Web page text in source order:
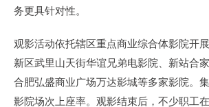
务更具针对性。
观影活动依托辖区重点商业综合体影院开
新区武里山天街华谊兄弟电影院、新站合
合肥弘盛商业广场万达影城等多家影院。
影院场次上座率。观影结束后，不少职工